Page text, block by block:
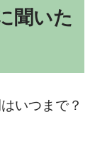
聞いた